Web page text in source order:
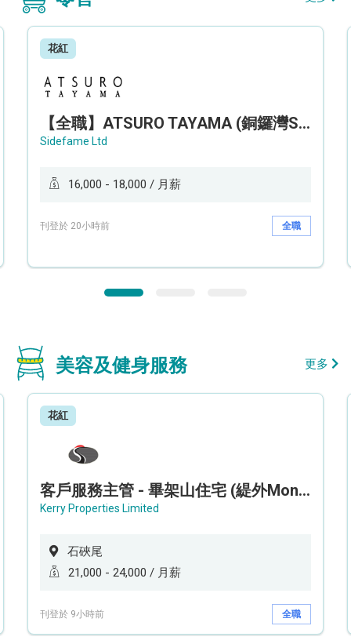
花紅
【全職】ATSURO TAYAMA (銅鑼灣Sogo分店) 服裝銷售及造型顧問 Sales & Fashion Stylist【永久保證佣金+新人獎金$3,000】
Sidefame Ltd
16,000 - 18,000 / 月薪
刊登於 20小時前 全職
美容及健身服務 更多
花紅
客戶服務主管 - 畢架山住宅 (緹外Mont Verra)
Kerry Properties Limited
石硤尾
21,000 - 24,000 / 月薪
刊登於 9小時前 全職